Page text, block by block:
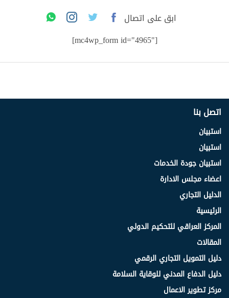
ابق على اتصال
[mc4wp_form id="4965"]
اتصل بنا
استبيان
استبيان
استبيان جودة الخدمات
اعضاء مجلس الادارة
الدليل التجاري
الرئيسية
المركز العراقي للتحكيم الدولي
المقالات
دليل التمويل التجاري الرقمي
دليل الدفاع المدني للوقاية السلامة
مركز تطوير الاعمال